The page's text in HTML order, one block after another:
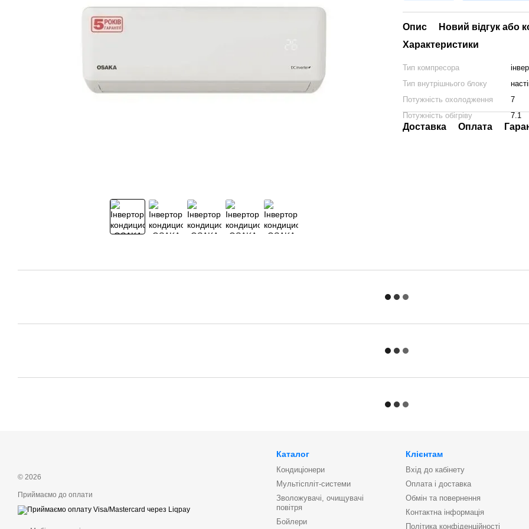
Опис
Новий відгук або
Характеристики
Тип компресора
Тип внутрішнього блоку
Потужність охолодження
7
Потужність обігріву
7.1
Доставка Оплата
© 2026
Приймаємо до оплати
Каталог
Кондиціонери
Мультіспліт-системи
Зволожувачі, очищувачі
повітря
Бойлери
Клієнтам
Вхід до кабінету
Оплата і доставка
Обмін та повернення
Контактна інформація
Політика конфіденційності